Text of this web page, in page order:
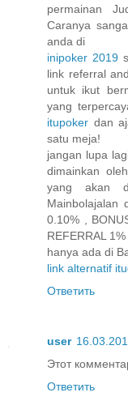
permainan
Caranya
anda di
inipoker 2019
link referral
untuk ikut
yang
itupoker dan
satu meja!
jangan lupa
dimainkan
yang akan
Mainbolajalan
0.10% ,
REFERRAL
hanya ada di
link alternatif
Ответить
user
Этот
Ответить